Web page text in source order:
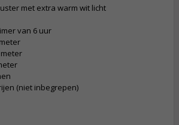
met extra warm wit licht
van 6 uur
(niet inbegrepen)